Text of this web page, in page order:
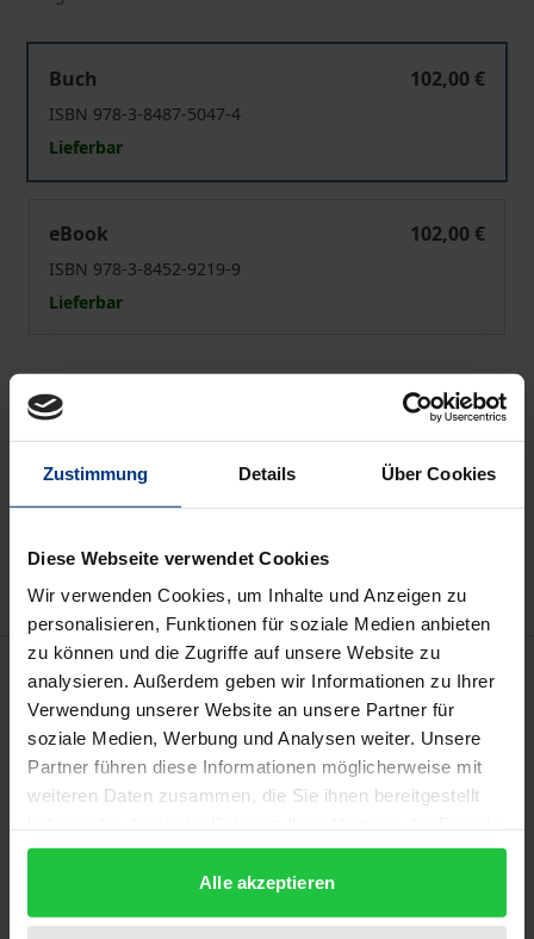
Zustimmung Details Über Cookies
Diese Webseite verwendet Cookies
Wir verwenden Cookies, um Inhalte und Anzeigen zu
personalisieren, Funktionen für soziale Medien anbieten
zu können und die Zugriffe auf unsere Website zu
analysieren. Außerdem geben wir Informationen zu Ihrer
Verwendung unserer Website an unsere Partner für
soziale Medien, Werbung und Analysen weiter. Unsere
Partner führen diese Informationen möglicherweise mit
weiteren Daten zusammen, die Sie ihnen bereitgestellt
gesammelt haben.
Alle akzeptieren
Buch
102,00 €
ISBN 978-3-8487-5047-4
Lieferbar
eBook
102,00 €
ISBN 978-3-8452-9219-9
Lieferbar
kann die MwSt. an der Kasse variieren.
In den Warenkorb
Zur Wunschliste hinzufügen
Beschreibung
Kerngesellschaftsrecht – mit diesem Begriff spricht
sich die Arbeit für ein neues an die europäischen
Verhältnisse angepasstes Verständnis des
zu dessen Implementierung aus. Hierzu werden als